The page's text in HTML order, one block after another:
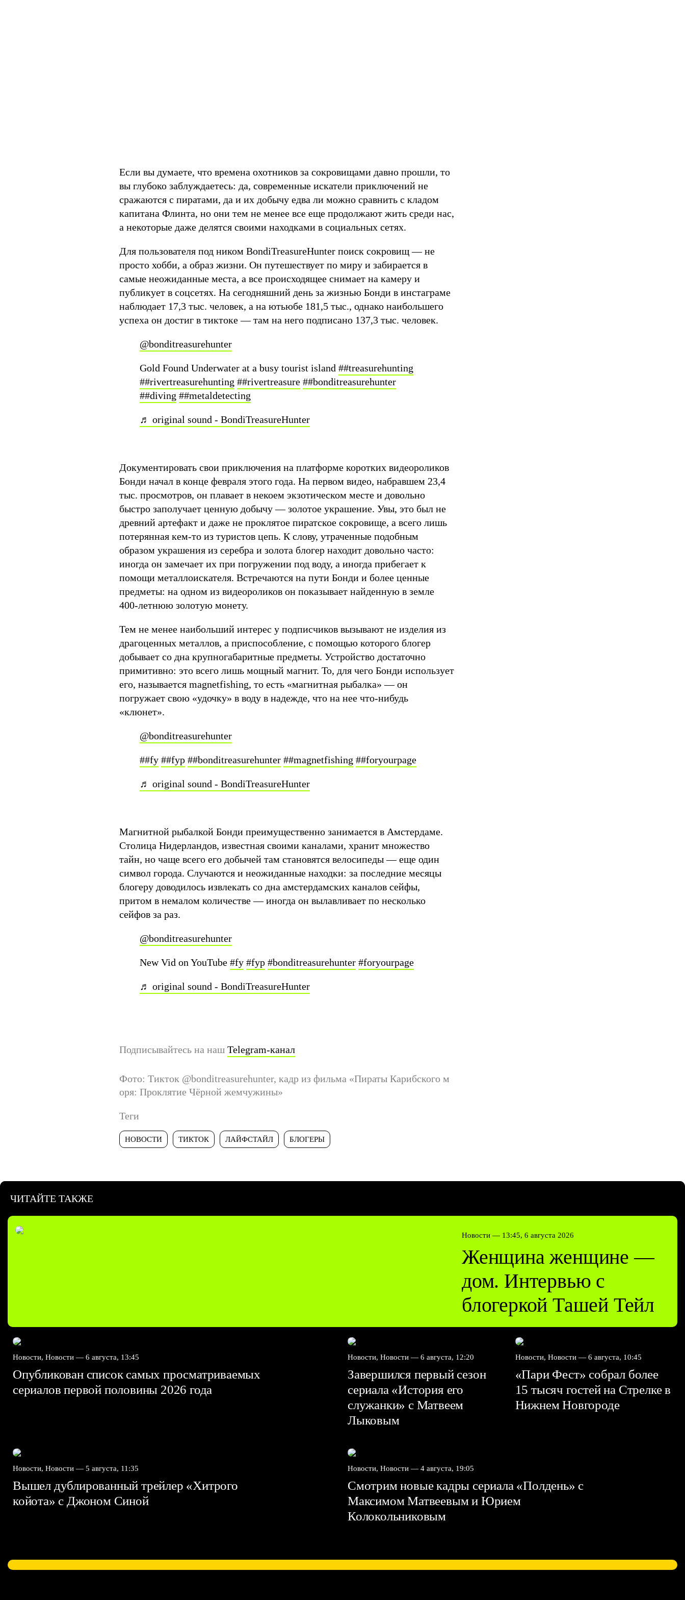
Если вы думаете, что времена охотников за сокровищами давно прошли, то
вы глубоко заблуждаетесь: да, современные искатели приключений не
сражаются с пиратами, да и их добычу едва ли можно сравнить с кладом
капитана Флинта, но они тем не менее все еще продолжают жить среди нас,
а некоторые даже делятся своими находками в социальных сетях.
Для пользователя под ником BondiTreasureHunter поиск сокровищ — не
просто хобби, а образ жизни. Он путешествует по миру и забирается в
самые неожиданные места, а все происходящее снимает на камеру и
публикует в соцсетях. На сегодняшний день за жизнью Бонди в инстаграме
наблюдает 17,3 тыс. человек, а на ютьюбе 181,5 тыс., однако наибольшего
успеха он достиг в тиктоке — там на него подписано 137,3 тыс. человек.
@bonditreasurehunter
Gold Found Underwater at a busy tourist island ##treasurehunting
##rivertreasurehunting ##rivertreasure ##bonditreasurehunter
##diving ##metaldetecting
♬ original sound - BondiTreasureHunter
Документировать свои приключения на платформе коротких видеороликов
Бонди начал в конце февраля этого года. На первом видео, набравшем 23,4
тыс. просмотров, он плавает в некоем экзотическом месте и довольно
быстро заполучает ценную добычу — золотое украшение. Увы, это был не
древний артефакт и даже не проклятое пиратское сокровище, а всего лишь
потерянная кем-то из туристов цепь. К слову, утраченные подобным
образом украшения из серебра и золота блогер находит довольно часто:
иногда он замечает их при погружении под воду, а иногда прибегает к
помощи металлоискателя. Встречаются на пути Бонди и более ценные
предметы: на одном из видеороликов он показывает найденную в земле
400-летнюю золотую монету.
Тем не менее наибольший интерес у подписчиков вызывают не изделия из
драгоценных металлов, а приспособление, с помощью которого блогер
добывает со дна крупногабаритные предметы. Устройство достаточно
примитивно: это всего лишь мощный магнит. То, для чего Бонди использует
его, называется magnetfishing, то есть «магнитная рыбалка» — он
погружает свою «удочку» в воду в надежде, что на нее что-нибудь
«клюнет».
@bonditreasurehunter
##fy ##fyp ##bonditreasurehunter ##magnetfishing ##foryourpage
♬ original sound - BondiTreasureHunter
Магнитной рыбалкой Бонди преимущественно занимается в Амстердаме.
Столица Нидерландов, известная своими каналами, хранит множество
тайн, но чаще всего его добычей там становятся велосипеды — еще один
символ города. Случаются и неожиданные находки: за последние месяцы
блогеру доводилось извлекать со дна амстердамских каналов сейфы,
притом в немалом количестве — иногда он вылавливает по несколько
сейфов за раз.
@bonditreasurehunter
New Vid on YouTube #fy #fyp #bonditreasurehunter #foryourpage
♬ original sound - BondiTreasureHunter
Подписывайтесь на наш Telegram-канал
Фото: Тикток @bonditreasurehunter, кадр из фильма «Пираты Карибского м
оря: Проклятие Чёрной жемчужины»
Теги
НОВОСТИ ТИКТОК ЛАЙФСТАЙЛ БЛОГЕРЫ
ЧИТАЙТЕ ТАКЖЕ
Новости — 13:45, 6 августа 2026
Женщина женщине —
дом. Интервью с
блогеркой Ташей Тейл
Новости, Новости — 6 августа, 13:45
Опубликован список самых просматриваемых
сериалов первой половины 2026 года
Новости, Новости — 6 августа, 12:20
Завершился первый сезон
сериала «История его
служанки» с Матвеем
Лыковым
Новости, Новости — 6 августа, 10:45
«Пари Фест» собрал более
15 тысяч гостей на Стрелке в
Нижнем Новгороде
Новости, Новости — 5 августа, 11:35
Вышел дублированный трейлер «Хитрого
койота» с Джоном Синой
Новости, Новости — 4 августа, 19:05
Смотрим новые кадры сериала «Полдень» с
Максимом Матвеевым и Юрием
Колокольниковым